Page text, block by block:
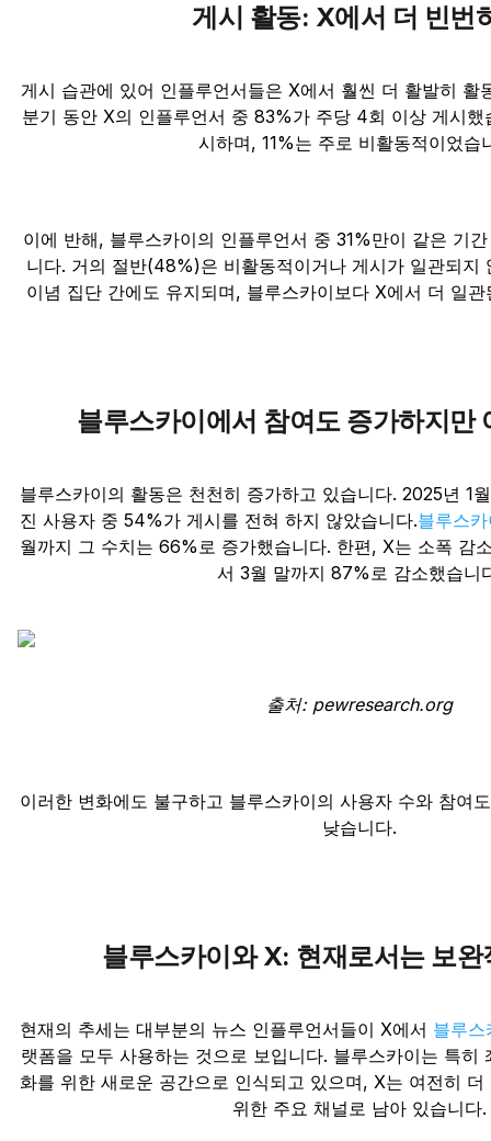
게시 활동: X에서 더 빈번
게시 습관에 있어 인플루언서들은 X에서 훨씬 더 활발히 활
분기 동안 X의 인플루언서 중 83%가 주당 4회 이상 게시
시하며, 11%는 주로 비활동적이었습
이에 반해, 블루스카이의 인플루언서 중 31%만이 같은 기
니다. 거의 절반(48%)은 비활동적이거나 게시가 일관되지
이념 집단 간에도 유지되며, 블루스카이보다 X에서 더 일
블루스카이에서 참여도 증가하지만
블루스카이의 활동은 천천히 증가하고 있습니다. 2025년 1
진 사용자 중 54%가 게시를 전혀 하지 않았습니다.블루스
월까지 그 수치는 66%로 증가했습니다. 한편, X는 소폭 감
서 3월 말까지 87%로 감소했습니
출처: pewresearch.org
이러한 변화에도 불구하고 블루스카이의 사용자 수와 참여
낮습니다.
블루스카이와 X: 현재로서는 보완
현재의 추세는 대부분의 뉴스 인플루언서들이 X에서 블루스
랫폼을 모두 사용하는 것으로 보입니다. 블루스카이는 특히
화를 위한 새로운 공간으로 인식되고 있으며, X는 여전히
위한 주요 채널로 남아 있습니다.